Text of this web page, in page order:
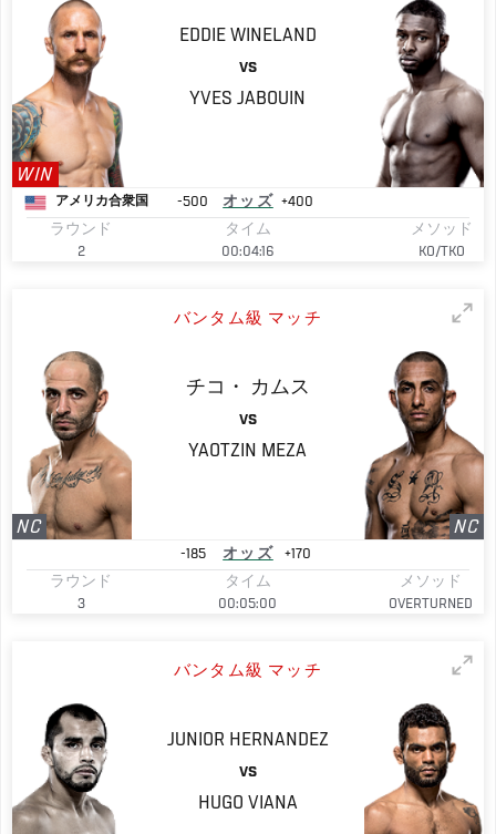
WIN
EDDIE WINELAND
VS
YVES JABOUIN
アメリカ合衆国 -500 オッズ
+400
ラウンド
2
タイム
00:04:16
メソッド
KO/TKO
バンタム級 マッチ
NC
チコ・ カムス
VS
YAOTZIN MEZA
NC
-185 オッズ
+170
ラウンド
3
タイム
00:05:00
メソッド
OVERTURNED
バンタム級 マッチ
JUNIOR HERNANDEZ
VS
HUGO VIANA